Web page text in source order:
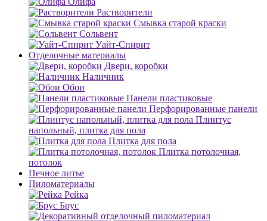
Растворители
Смывка старой краски
Сольвент
Уайт-Спирит
Отделочные материалы
Двери, коробки
Наличник
Обои
Панели пластиковые
Перфорированные панели
Плинтус
напольный, плитка для пола
Плитка для пола
Плитка потолочная,
потолок
Печное литье
Пиломатериалы
Рейка
Брус